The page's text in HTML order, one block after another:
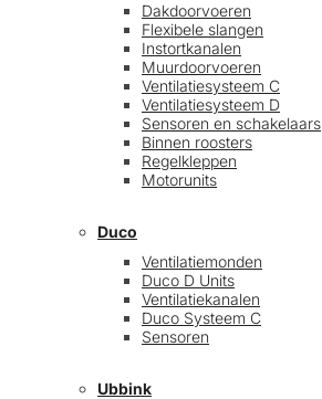
Dakdoorvoeren
Flexibele slangen
Instortkanalen
Muurdoorvoeren
Ventilatiesysteem C
Ventilatiesysteem D
Sensoren en schakelaars
Binnen roosters
Regelkleppen
Motorunits
Duco
Ventilatiemonden
Duco D Units
Ventilatiekanalen
Duco Systeem C
Sensoren
Ubbink